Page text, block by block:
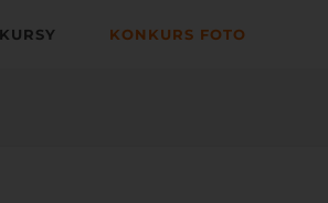
KURSY KONKURS FOTO